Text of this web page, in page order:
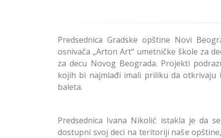
Predsednica Gradske opštine Novi
osnivača „Arton Art“ umetničke škole za
za decu Novog Beograda. Projekti
kojih bi najmlađi imali priliku da otkrivaju
baleta.
Predsednica Ivana Nikolić istakla je da
dostupni svoj deci na teritoriji naše